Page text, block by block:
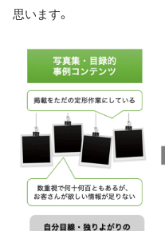
思います。